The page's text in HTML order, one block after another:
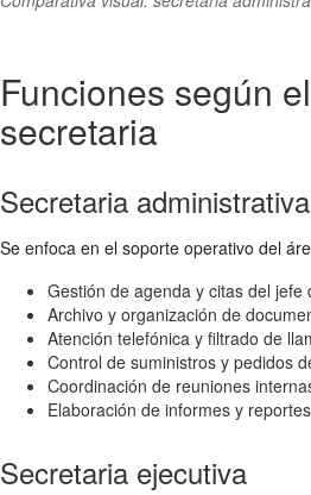
Funciones según
secretaria
Secretaria administrativa
Se enfoca en el soporte operativo del
Gestión de agenda y citas del jefe
Archivo y organización de
Atención telefónica y filtrado de
Control de suministros y pedidos
Coordinación de reuniones
Elaboración de informes y
Secretaria ejecutiva